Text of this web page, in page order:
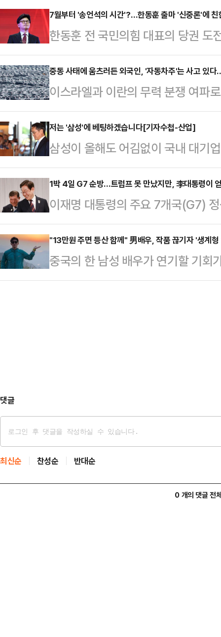
7월부터 '송언석의 시간'?…한동훈 출마 '신중론'에 친
한동훈 전 국민의힘 대표의 당권 도
가운데, 한 전 대표의 전당대회 출
선거가 이재명 대통령 임기 초에 진
데다, 당 대표가 돼도 송언석 국민
계)와의 합을 맞추기 어렵다는 지
재 상황을 '일장일단'(一長一短·장
뜻)으로 보고 출마를 독려하는 분
정성국 국민의힘 의원은 지…
중동 사태에 움츠러든 외국인, '자동차주'는 사고 있
이스라엘과 이란의 무력 분쟁 여파
운데 자동차 관련 종목들은 꾸준히
발 관세 리스크가 정점을 지나고 있
높은 배당률 등이 영향을 미치고
면, 외국인 투자자는 중동 사태가
매도 우위를 보였다. 다만 같은 기
고 현대모비스 주가는 5.27% 올
와 현대차(671…
저는 '삼성'에 베팅하겠습니다[기자수첩-산업]
삼성이 올해도 어김없이 국내 대기
위원회가 매년 순위를 매기는 공시
24년 연속 1위 자리를 내주지 않았
는 '삼성의 위기감'이 한편으론 낯
33년간 유지해 온 D램 점유율 1위
니다. 고대역폭메모리(HBM)를 중
닉스가 삼성전자를 앞지른 것입니
잃은 만큼 재차 1위 자…
1박 4일 G7 순방…트럼프 못 만났지만, 李대통령이
이재명 대통령의 주요 7개국(G7)
도널드 트럼프 미국 대통령과의 만
도중 갑작스럽게 귀국하면서 첫 한
번 캐나다 순방에서 아쉬운 점으로
에 외교 무대에 데뷔하며, 10여 명
"13만원 주면 등산 함께" 男배우, 작품 끊기자 '생계
중국의 한 남성 배우가 연기할 기회
계형 아르바이트에 나서 화제다.16
댓글
최신순 찬성순 반대순
0 개의 댓글 전